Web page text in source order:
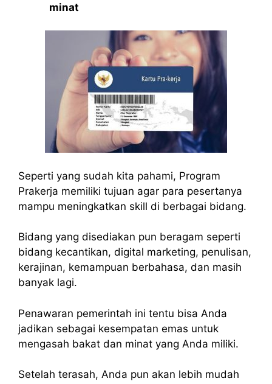
minat
Seperti yang sudah kita pahami, Program
Prakerja memiliki tujuan agar para pesertanya
mampu meningkatkan skill di berbagai bidang.
Bidang yang disediakan pun beragam seperti
bidang kecantikan, digital marketing, penulisan,
kerajinan, kemampuan berbahasa, dan masih
banyak lagi.
Penawaran pemerintah ini tentu bisa Anda
jadikan sebagai kesempatan emas untuk
mengasah bakat dan minat yang Anda miliki.
Setelah terasah, Anda pun akan lebih mudah